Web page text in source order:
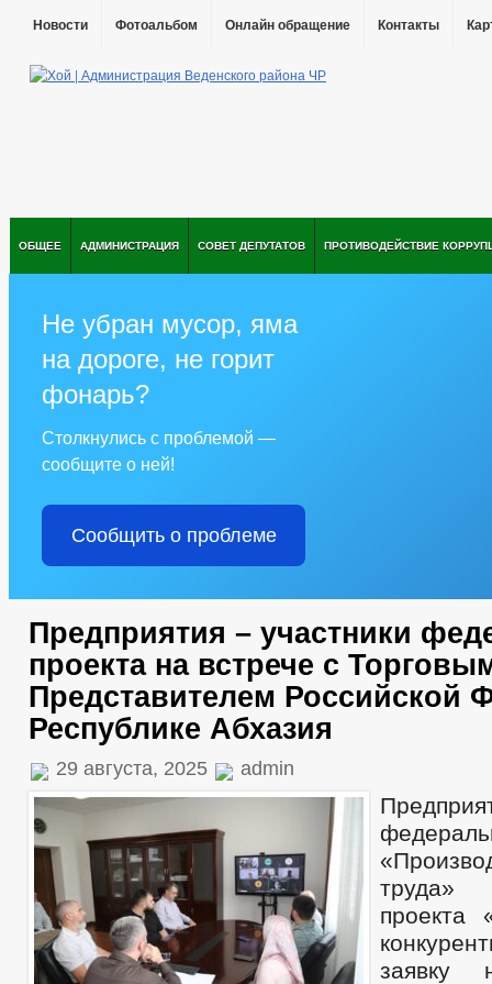
Новости Фотоальбом Онлайн обращение Контакты
ОБЩЕЕ АДМИНИСТРАЦИЯ СОВЕТ ДЕПУТАТОВ ПРОТИВОДЕЙСТВИЕ
Не убран мусор, яма
на дороге, не горит
фонарь?
Столкнулись с проблемой —
сообщите о ней!
Сообщить о проблеме
Предприятия – участники
проекта на встрече с
Представителем Российской
Республике Абхазия
29 августа, 2025 admin
труда»
проекта
заявку